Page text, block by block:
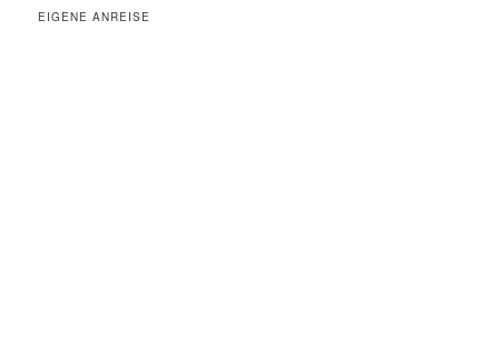
EIGENE ANREISE